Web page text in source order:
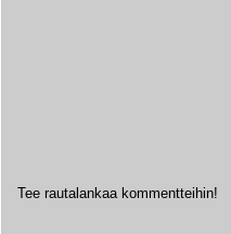
Tee rautalankaa kommentteihin!